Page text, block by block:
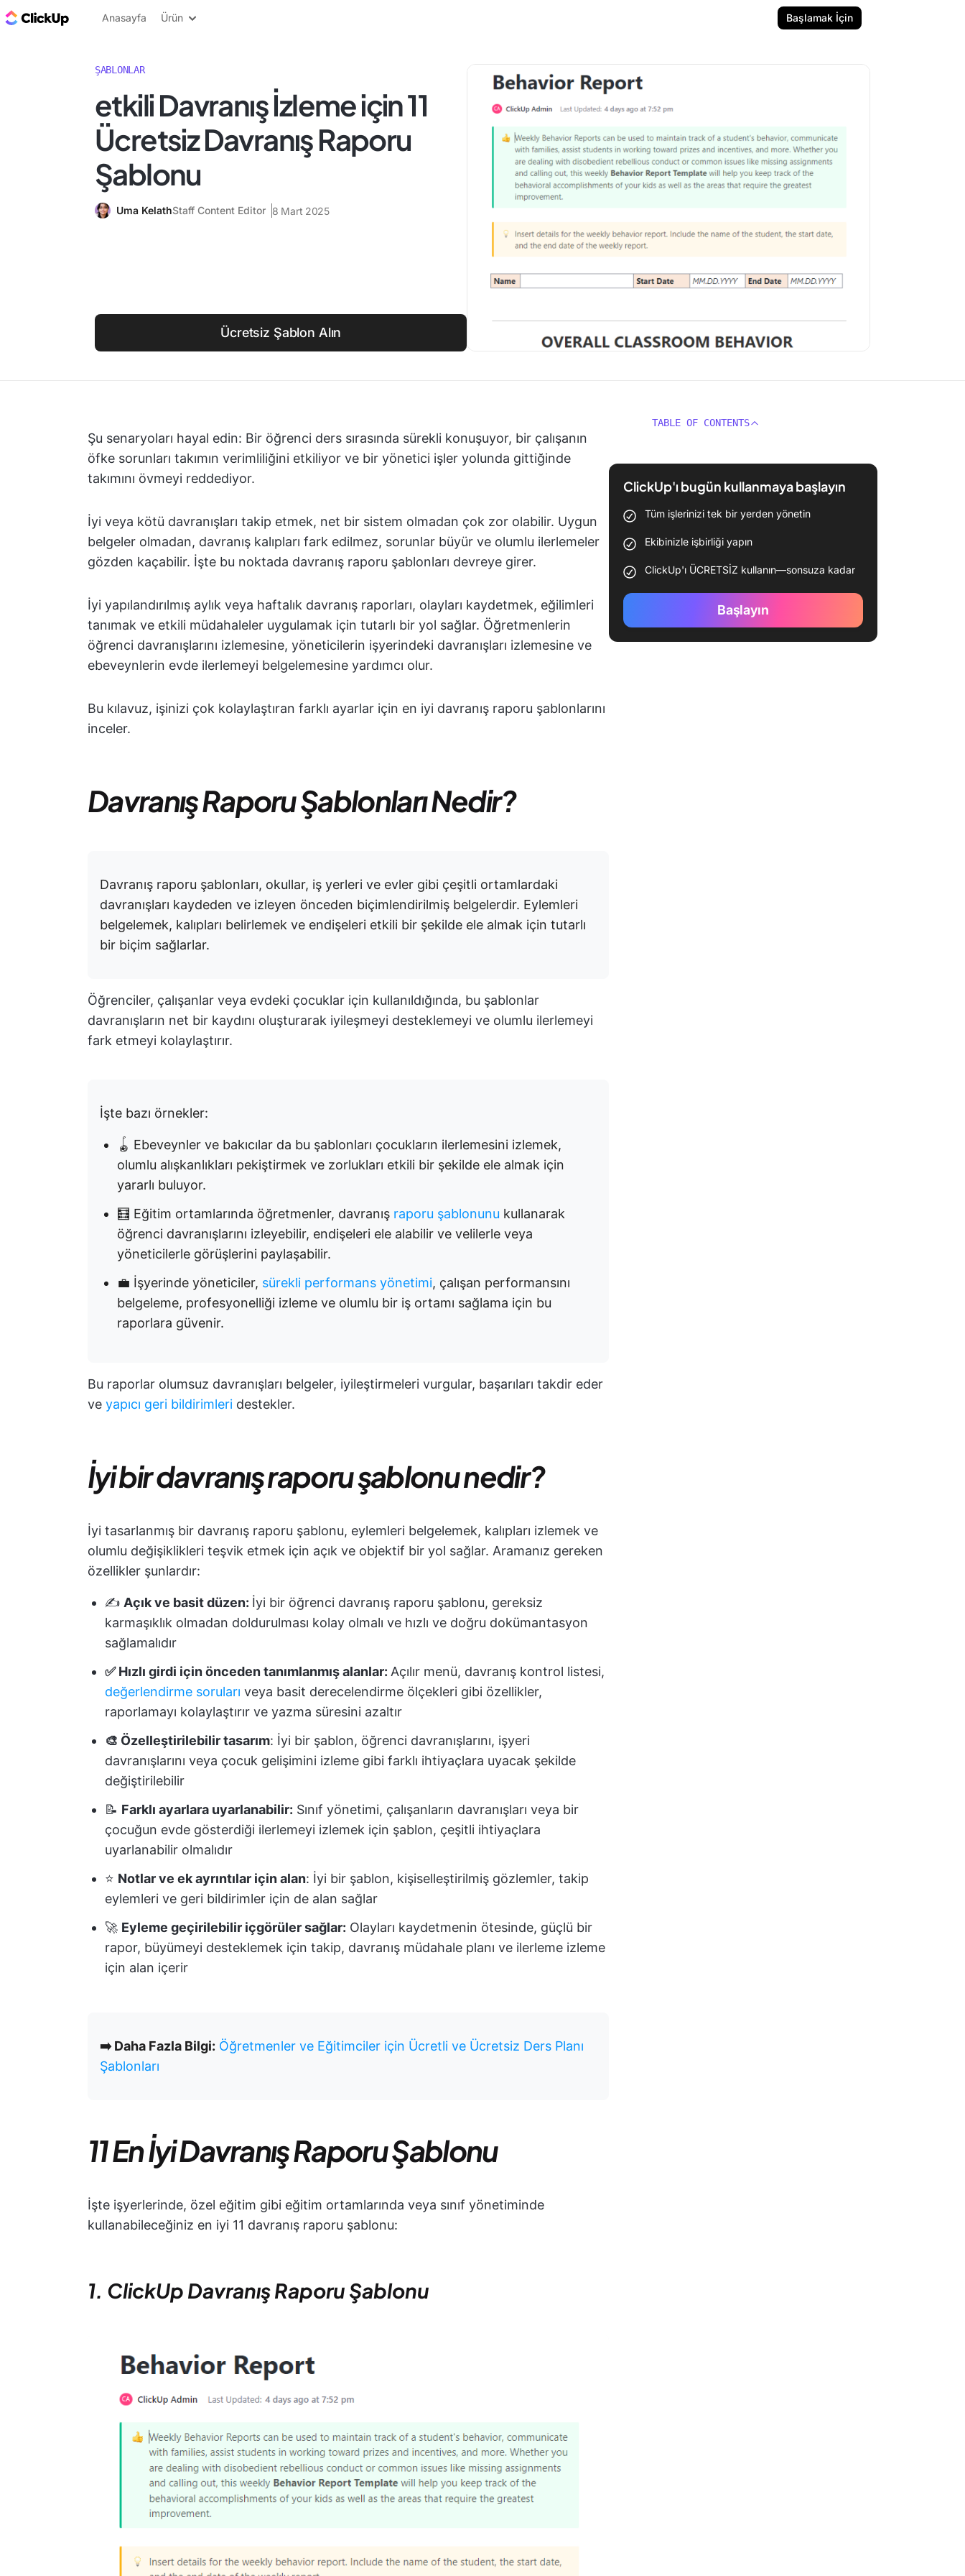
ClickUp Blog
Anasayfa Ürün Başlamak İçin
ŞABLONLAR
etkili Davranış İzleme için 11
Ücretsiz Davranış Raporu
Şablonu
Uma KelathStaff Content Editor 8 Mart 2025
Ücretsiz Şablon Alın
Şu senaryoları hayal edin: Bir öğrenci ders sırasında sürekli konuşuyor, bir çalışanın
öfke sorunları takımın verimliliğini etkiliyor ve bir yönetici işler yolunda gittiğinde
takımını övmeyi reddediyor.
İyi veya kötü davranışları takip etmek, net bir sistem olmadan çok zor olabilir. Uygun
belgeler olmadan, davranış kalıpları fark edilmez, sorunlar büyür ve olumlu ilerlemeler
gözden kaçabilir. İşte bu noktada davranış raporu şablonları devreye girer.
İyi yapılandırılmış aylık veya haftalık davranış raporları, olayları kaydetmek, eğilimleri
tanımak ve etkili müdahaleler uygulamak için tutarlı bir yol sağlar. Öğretmenlerin
öğrenci davranışlarını izlemesine, yöneticilerin işyerindeki davranışları izlemesine ve
ebeveynlerin evde ilerlemeyi belgelemesine yardımcı olur.
Bu kılavuz, işinizi çok kolaylaştıran farklı ayarlar için en iyi davranış raporu şablonlarını
inceler.
Davranış Raporu Şablonları Nedir?
Davranış raporu şablonları, okullar, iş yerleri ve evler gibi çeşitli ortamlardaki
davranışları kaydeden ve izleyen önceden biçimlendirilmiş belgelerdir. Eylemleri
belgelemek, kalıpları belirlemek ve endişeleri etkili bir şekilde ele almak için tutarlı
bir biçim sağlarlar.
Öğrenciler, çalışanlar veya evdeki çocuklar için kullanıldığında, bu şablonlar
davranışların net bir kaydını oluşturarak iyileşmeyi desteklemeyi ve olumlu ilerlemeyi
fark etmeyi kolaylaştırır.
İşte bazı örnekler:
🪀 Ebeveynler ve bakıcılar da bu şablonları çocukların ilerlemesini izlemek,
olumlu alışkanlıkları pekiştirmek ve zorlukları etkili bir şekilde ele almak için
yararlı buluyor.
🧮 Eğitim ortamlarında öğretmenler, davranış raporu şablonunu kullanarak
öğrenci davranışlarını izleyebilir, endişeleri ele alabilir ve velilerle veya
yöneticilerle görüşlerini paylaşabilir.
💼 İşyerinde yöneticiler, sürekli performans yönetimi, çalışan performansını
belgeleme, profesyonelliği izleme ve olumlu bir iş ortamı sağlama için bu
raporlara güvenir.
Bu raporlar olumsuz davranışları belgeler, iyileştirmeleri vurgular, başarıları takdir eder
ve yapıcı geri bildirimleri destekler.
İyi bir davranış raporu şablonu nedir?
İyi tasarlanmış bir davranış raporu şablonu, eylemleri belgelemek, kalıpları izlemek ve
olumlu değişiklikleri teşvik etmek için açık ve objektif bir yol sağlar. Aramanız gereken
özellikler şunlardır:
✍️ Açık ve basit düzen: İyi bir öğrenci davranış raporu şablonu, gereksiz
karmaşıklık olmadan doldurulması kolay olmalı ve hızlı ve doğru dokümantasyon
sağlamalıdır
✅ Hızlı girdi için önceden tanımlanmış alanlar: Açılır menü, davranış kontrol listesi,
değerlendirme soruları veya basit derecelendirme ölçekleri gibi özellikler,
raporlamayı kolaylaştırır ve yazma süresini azaltır
🎨 Özelleştirilebilir tasarım: İyi bir şablon, öğrenci davranışlarını, işyeri
davranışlarını veya çocuk gelişimini izleme gibi farklı ihtiyaçlara uyacak şekilde
değiştirilebilir
📝 Farklı ayarlara uyarlanabilir: Sınıf yönetimi, çalışanların davranışları veya bir
çocuğun evde gösterdiği ilerlemeyi izlemek için şablon, çeşitli ihtiyaçlara
uyarlanabilir olmalıdır
⭐ Notlar ve ek ayrıntılar için alan: İyi bir şablon, kişiselleştirilmiş gözlemler, takip
eylemleri ve geri bildirimler için de alan sağlar
🚀 Eyleme geçirilebilir içgörüler sağlar: Olayları kaydetmenin ötesinde, güçlü bir
rapor, büyümeyi desteklemek için takip, davranış müdahale planı ve ilerleme izleme
için alan içerir
➡️ Daha Fazla Bilgi: Öğretmenler ve Eğitimciler için Ücretli ve Ücretsiz Ders Planı
Şablonları
11 En İyi Davranış Raporu Şablonu
İşte işyerlerinde, özel eğitim gibi eğitim ortamlarında veya sınıf yönetiminde
kullanabileceğiniz en iyi 11 davranış raporu şablonu:
1. ClickUp Davranış Raporu Şablonu
TABLE OF CONTENTS
ClickUp'ı bugün kullanmaya başlayın
Tüm işlerinizi tek bir yerden yönetin
Ekibinizle işbirliği yapın
ClickUp'ı ÜCRETSİZ kullanın—sonsuza kadar
Başlayın